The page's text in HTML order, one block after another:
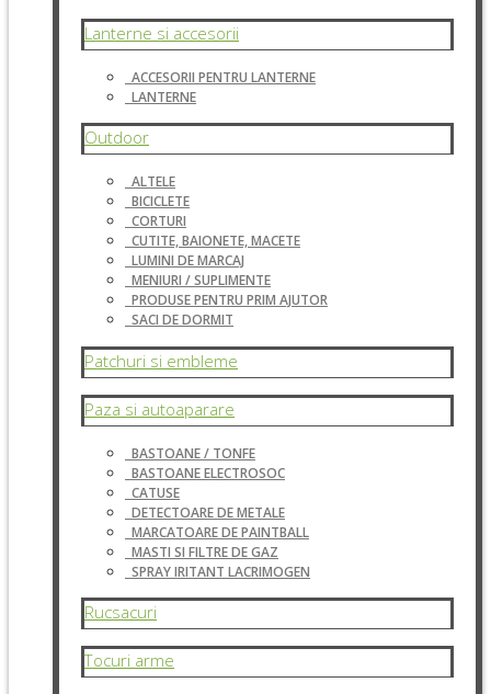
Lanterne si accesorii
ACCESORII PENTRU LANTERNE
LANTERNE
Outdoor
ALTELE
BICICLETE
CORTURI
CUTITE, BAIONETE, MACETE
LUMINI DE MARCAJ
MENIURI / SUPLIMENTE
PRODUSE PENTRU PRIM AJUTOR
SACI DE DORMIT
Patchuri si embleme
Paza si autoaparare
BASTOANE / TONFE
BASTOANE ELECTROSOC
CATUSE
DETECTOARE DE METALE
MARCATOARE DE PAINTBALL
MASTI SI FILTRE DE GAZ
SPRAY IRITANT LACRIMOGEN
Rucsacuri
Tocuri arme